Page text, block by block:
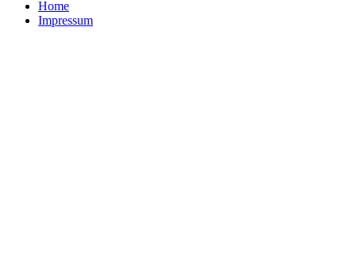
Home
Impressum